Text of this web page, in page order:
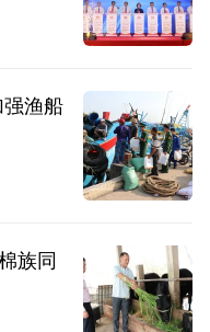
渔船
族同